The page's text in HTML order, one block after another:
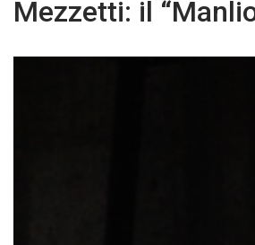
Mezzetti: il